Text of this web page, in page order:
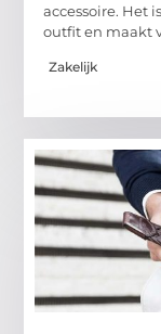
accessoire. Het
outfit en maakt
Zakelijk